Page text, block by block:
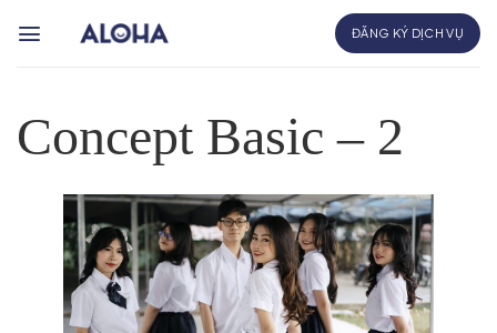
qua
dung
ĐĂNG KÝ DỊCH VỤ
Concept Basic – 2